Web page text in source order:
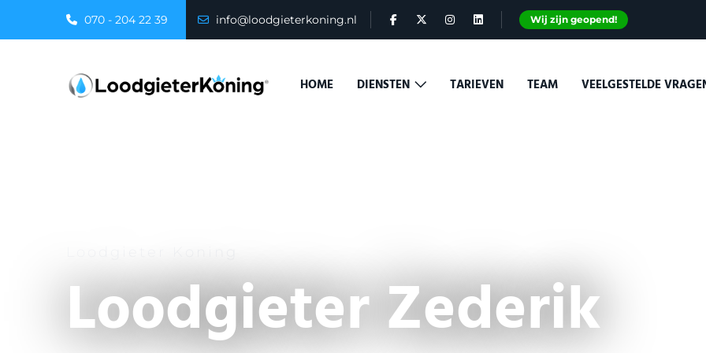
070 - 204 22 39 info@loodgieterkoning.nl Wij zijn geopend!
HOME DIENSTEN TARIEVEN TEAM VEELGESTELDE
Loodgieter Zederik